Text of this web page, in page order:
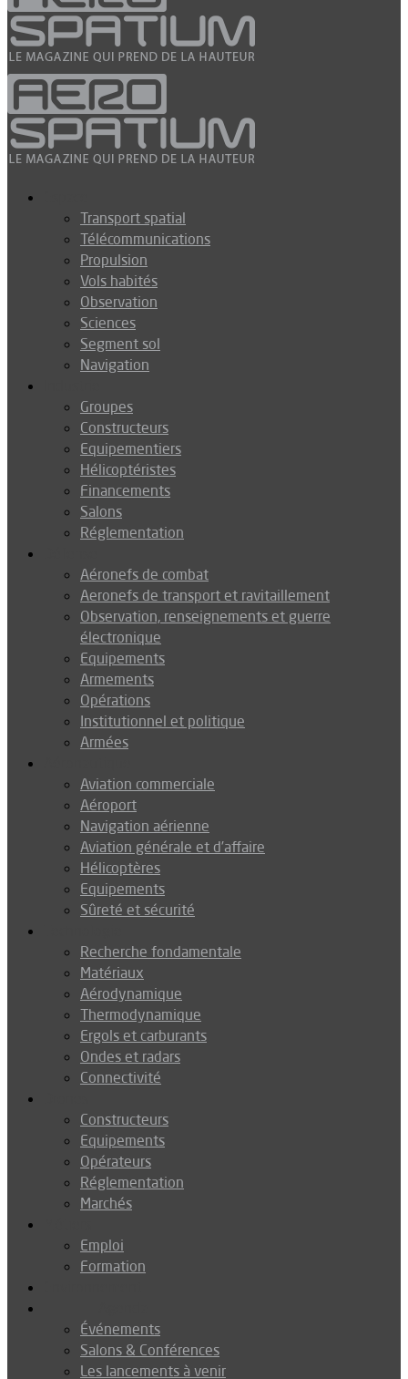
Transport spatial
Télécommunications
Propulsion
Vols habités
Observation
Sciences
Segment sol
Navigation
Groupes
Constructeurs
Equipementiers
Hélicoptéristes
Financements
Salons
Réglementation
Aéronefs de combat
Aeronefs de transport et ravitaillement
Observation, renseignements et guerre
électronique
Equipements
Armements
Opérations
Institutionnel et politique
Armées
Aviation commerciale
Aéroport
Navigation aérienne
Aviation générale et d’affaire
Hélicoptères
Equipements
Sûreté et sécurité
Recherche fondamentale
Matériaux
Aérodynamique
Thermodynamique
Ergols et carburants
Ondes et radars
Connectivité
Constructeurs
Equipements
Opérateurs
Réglementation
Marchés
Emploi
Formation
Événements
Salons & Conférences
Les lancements à venir